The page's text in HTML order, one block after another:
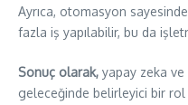
Ayrıca, otomasyon
fazla iş yapılabilir, bu da
Sonuç olarak, yapay zeka
geleceğinde belirleyici bir rol